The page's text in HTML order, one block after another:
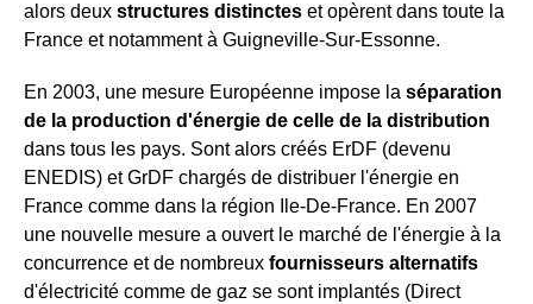
alors deux structures distinctes et opèrent dans toute la
France et notamment à Guigneville-Sur-Essonne.
En 2003, une mesure Européenne impose la séparation
de la production d'énergie de celle de la distribution
dans tous les pays. Sont alors créés ErDF (devenu
ENEDIS) et GrDF chargés de distribuer l'énergie en
France comme dans la région Ile-De-France. En 2007
une nouvelle mesure a ouvert le marché de l'énergie à la
concurrence et de nombreux fournisseurs alternatifs
d'électricité comme de gaz se sont implantés (Direct